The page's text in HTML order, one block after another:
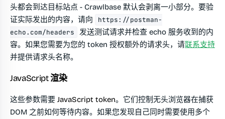
头都会到达目标站点 - Crawlbase 默认会剥离一小部分。要验
证实际发出的内容，请向
https://postman-
echo.com/headers
发送测试请求并检查 echo 服务收到的内
容。如果您需要为您的 token 授权额外的请求头，请联系支持
并提供请求头名称。
JavaScript 渲染
这些参数需要 JavaScript token。它们控制无头浏览器在捕获
DOM 之前如何等待内容。如果您发现自己同时需要使用多个